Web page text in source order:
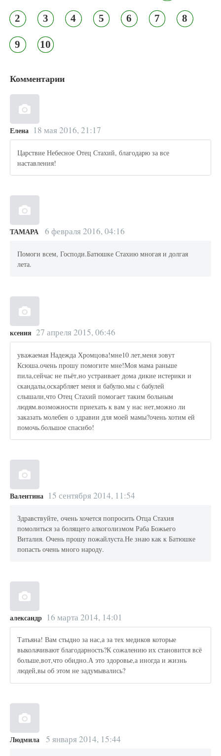
2 3 4 5 6 7 8
9 10
Комментарии
Елена 18 мая 2016, 21:17
Царствие Небесное Отец Стахий, благодарю за все
наставления!
ТАМАРА 6 февраля 2016, 04:16
Помоги всем, Господи.Батюшке Стахию многая и долгая
лета.
ксения 27 апреля 2015, 06:46
уважаемая Надежда Хромцова!мне10 лет,меня зовут
Ксюша.очень прошу помогите мне!Моя мама раньше
пила,сейчас не пьёт,но устраивает дома дикие истерики и
скандалы,оскарбляет меня и бабулю.мы с бабулей
слышали,что Отец Стахий помогает таким больным
людям.возможности приехать к вам у нас нет,можно ли
заказать молебен о здравии для моей мамы?очень хотим ей
помочь.большое спасибо!
Валентина 15 сентября 2014, 11:54
Здравствуйте, очень хочется попросить Отца Стахия
помолиться за болящего алкоголизмом Раба Божьего
Виталия. Очень прошу пожайлуста.Не знаю как к Батюшке
попасть очень много народу.
александр 16 марта 2014, 14:01
Татьяна! Вам стыдно за нас,а за тех медиков которые
выколачивают благодарность?К сожалению их становится всё
больше,вот,что обидно.А это здоровье,а иногда и жизнь
людей,вы об этом не задумывались?
Людмила 5 января 2014, 15:44